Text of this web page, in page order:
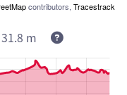
contributors, Tracestrack
31.8 m Deze